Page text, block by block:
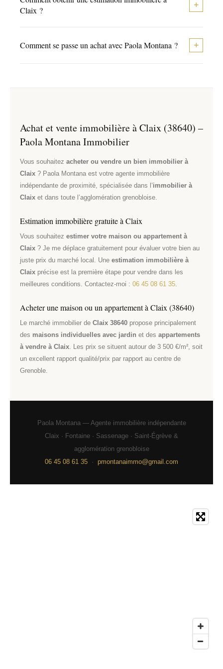
nature à portée de main — c’est l’une des premières
Claix ?
+
évaluer votre bien au prix réel du marché local. En tant
Comment se passe un achat avec Paola Montana ? +
Achat et vente immobilière à Claix (38640) –
Paola Montana Immobilier
Vous souhaitez acheter ou vendre un bien immobilier à
Claix ? Paola Montana est votre agente immobilière
indépendante de proximité, spécialisée dans l’immobilier à
Claix et dans toute l’agglomération grenobloise.
Estimation immobilière gratuite à Claix
Vous souhaitez estimer votre maison ou appartement à
Claix ? Je me déplace gratuitement pour évaluer votre bien au
juste prix du marché local. Une estimation immobilière à
Claix précise est la première étape pour vendre dans les
meilleures conditions. Contactez-moi : 06 45 08 61 35.
Acheter une maison ou un appartement à Claix (38640)
Le marché immobilier de Claix 38640 propose principalement
des maisons individuelles avec jardin et des appartements
à vendre à Claix. Les prix se situent autour de 3 500 €/m², soit
un excellent rapport qualité/prix par rapport au centre de
Grenoble.
Paola Montana — Agente immobilière indépendante
Claix · Fontaine · Sassenage · Saint-Égrève &
agglomération grenobloise
06 45 08 61 35 · pmontanaimmo@gmail.com